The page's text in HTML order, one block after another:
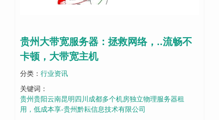
贵州大带宽服务器：拯救网络，..流畅不
卡顿，大带宽主机
分类： 行业资讯
关键词：
贵州贵阳云南昆明四川成都多个机房独立物理服务器租
用，低成本享-贵州黔耘信息技术有限公司